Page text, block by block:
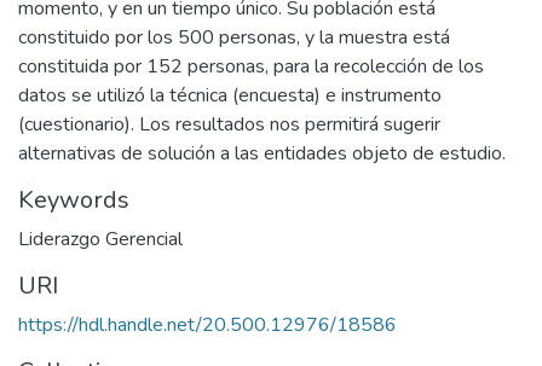
momento, y en un tiempo único. Su población está
constituido por los 500 personas, y la muestra está
constituida por 152 personas, para la recolección de los
datos se utilizó la técnica (encuesta) e instrumento
(cuestionario). Los resultados nos permitirá sugerir
alternativas de solución a las entidades objeto de estudio.
Keywords
Liderazgo Gerencial
URI
https://hdl.handle.net/20.500.12976/18586